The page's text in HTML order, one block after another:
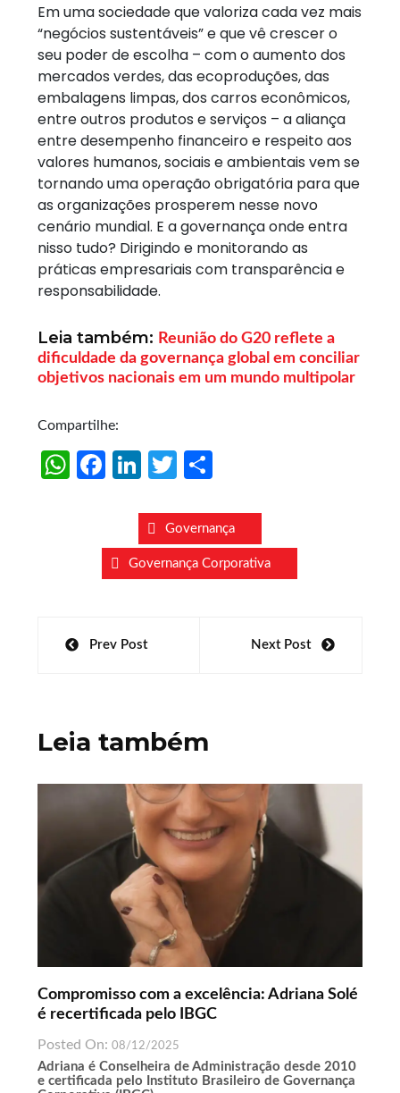
Em uma sociedade que valoriza cada vez mais
“negócios sustentáveis” e que vê crescer o
seu poder de escolha – com o aumento dos
mercados verdes, das ecoproduções, das
embalagens limpas, dos carros econômicos,
entre outros produtos e serviços – a aliança
entre desempenho financeiro e respeito aos
valores humanos, sociais e ambientais vem se
tornando uma operação obrigatória para que
as organizações prosperem nesse novo
cenário mundial. E a governança onde entra
nisso tudo? Dirigindo e monitorando as
práticas empresariais com transparência e
responsabilidade.
Leia também: Reunião do G20 reflete a
dificuldade da governança global em conciliar
objetivos nacionais em um mundo multipolar
Compartilhe:
W
p
Fa
o
o
Li
k
e
dI
T
itt
er
ar
e
Governança
Governança Corporativa
Navegação
Prev Post Next Post
Leia também
Compromisso com a excelência: Adriana Solé
é recertificada pelo IBGC
Posted On: 08/12/2025
Adriana é Conselheira de Administração desde 2010
e certificada pelo Instituto Brasileiro de Governança